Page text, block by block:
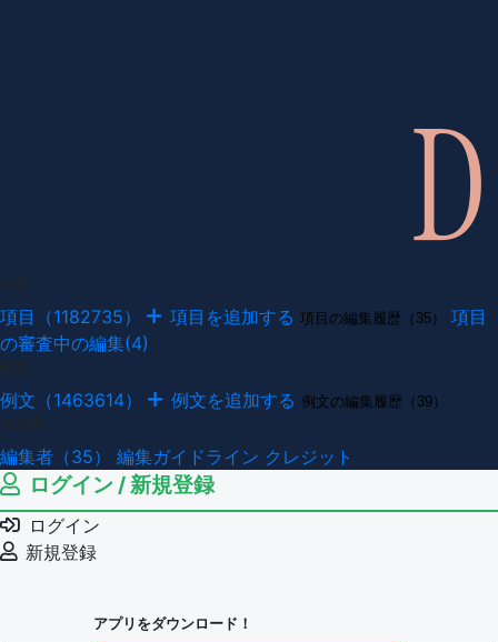
項目（1182735） 項目を追加する 項目の編集履歴（35）
項目
の審査中の編集(4)
例文（1463614） 例文を追加する 例文の編集履歴（39）
編集者（35） 編集ガイドライン クレジット
ログイン / 新規登録
ログイン
新規登録
アプリをダウンロード！